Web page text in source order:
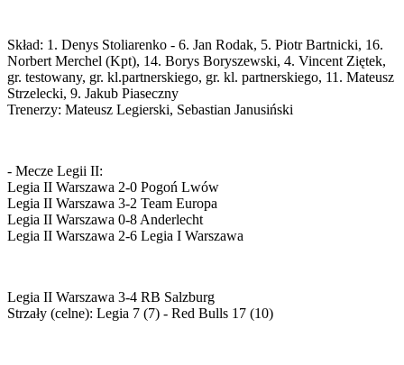
Skład: 1. Denys Stoliarenko - 6. Jan Rodak, 5. Piotr Bartnicki, 16.
Norbert Merchel (Kpt), 14. Borys Boryszewski, 4. Vincent Ziętek,
gr. testowany, gr. kl.partnerskiego, gr. kl. partnerskiego, 11. Mateusz
Strzelecki, 9. Jakub Piaseczny
Trenerzy: Mateusz Legierski, Sebastian Janusiński
- Mecze Legii II:
Legia II Warszawa 2-0 Pogoń Lwów
Legia II Warszawa 3-2 Team Europa
Legia II Warszawa 0-8 Anderlecht
Legia II Warszawa 2-6 Legia I Warszawa
Legia II Warszawa 3-4 RB Salzburg
Strzały (celne): Legia 7 (7) - Red Bulls 17 (10)